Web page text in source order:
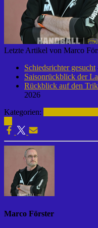
Letzte Artikel von Marco
Schiedsrichter gesucht
Saisonrückblick der
Rückblick auf den
2026
Kategorien:
Marco Förster